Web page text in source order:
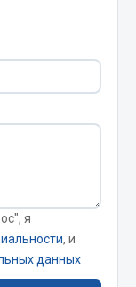
агрегат.
я
, и
данных